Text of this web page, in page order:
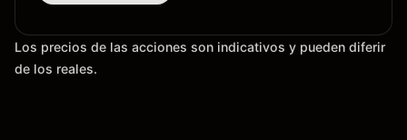
Los precios de las acciones son indicativos y pueden diferir
de los reales.